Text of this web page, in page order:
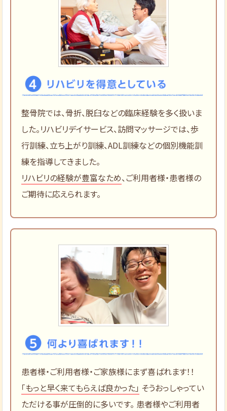
整骨院では、骨折、脱臼などの臨床経験を多く扱いま
した。リハビリデイサービス、訪問マッサージでは、歩
行訓練、立ち上がり訓練、ADL訓練などの個別機能訓
練を指導してきました。
リハビリの経験が豊富なため、ご利用者様・患者様の
ご期待に応えられます。
患者様・ご利用者様・ご家族様にまず喜ばれます！！
「もっと早く来てもらえば良かった」 そうおっしゃってい
ただける事が圧倒的に多いです。 患者様やご利用者